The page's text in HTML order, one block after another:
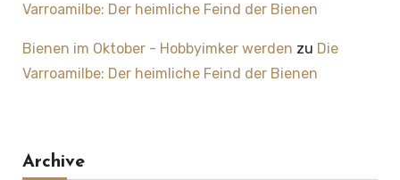
Varroamilbe: Der heimliche Feind der Bienen
Bienen im Oktober - Hobbyimker werden zu Die
Varroamilbe: Der heimliche Feind der Bienen
Archive